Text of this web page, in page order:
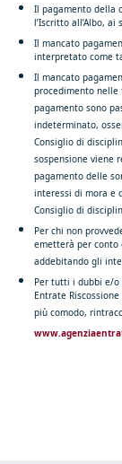
Il pagamento della
l’Iscritto all’Albo,
Il mancato
interpretato come
Il mancato
procedimento nelle
pagamento sono
indeterminato,
Consiglio di
sospensione viene
pagamento delle
interessi di mora e
Consiglio di
​Per chi non
emetterà per conto
addebitando gli
Per tutti i dubbi e/o
Entrate
più comodo,